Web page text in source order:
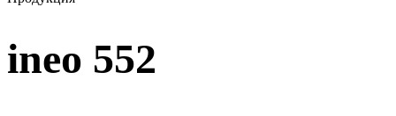
ineo 552